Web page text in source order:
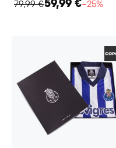
79,99 €59,99 €−25%